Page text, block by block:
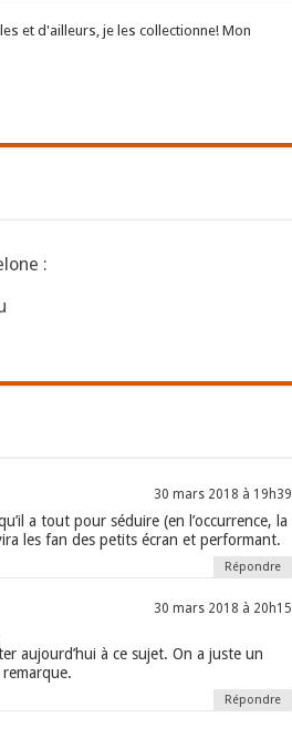
et d'ailleurs, je les collectionne! Mon
:
30 mars 2018 à 19h39
a tout pour séduire (en l’occurrence, la
les fan des petits écran et performant.
Répondre
30 mars 2018 à 20h15
aujourd’hui à ce sujet. On a juste un
Répondre